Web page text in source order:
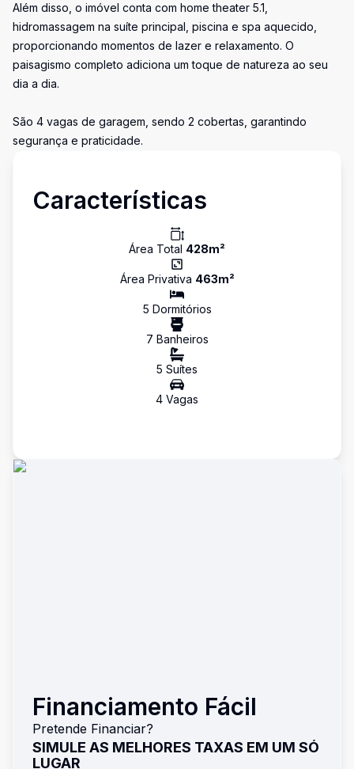
Além disso, o imóvel conta com home theater 5.1,
hidromassagem na suíte principal, piscina e spa aquecido,
proporcionando momentos de lazer e relaxamento. O
paisagismo completo adiciona um toque de natureza ao seu
dia a dia.
São 4 vagas de garagem, sendo 2 cobertas, garantindo
segurança e praticidade.
Características
Área Total 428m²
Área Privativa 463m²
5 Dormitórios
7 Banheiros
5 Suítes
4 Vagas
Financiamento Fácil
Pretende Financiar?
SIMULE AS MELHORES TAXAS EM UM SÓ
LUGAR